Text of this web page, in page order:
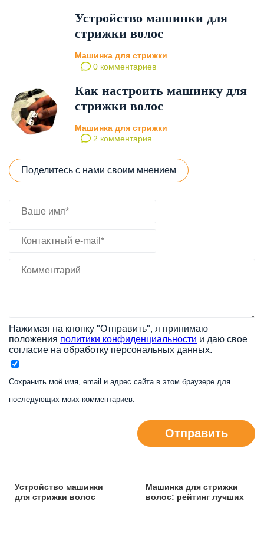
Устройство машинки для
стрижки волос
Машинка для стрижки
0 комментариев
Как настроить машинку для
стрижки волос
Машинка для стрижки
2 комментария
Поделитесь с нами своим мнением
Нажимая на кнопку "Отправить", я принимаю
положения политики конфиденциальности и даю свое
согласие на обработку персональных данных.
Сохранить моё имя, email и адрес сайта в этом браузере для
последующих моих комментариев.
Отправить
Устройство машинки
для стрижки волос
Машинка для стрижки
волос: рейтинг лучших